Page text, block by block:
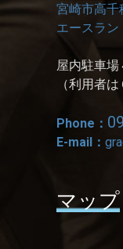
宮崎市高千
エースラン
屋内駐車場
（利用者は
Phone：
E-mail：
マップ